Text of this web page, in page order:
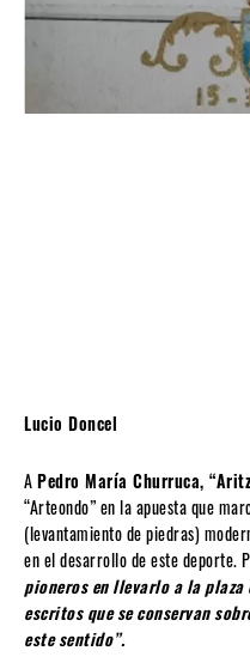
Lucio Doncel
APedro María Churruca,
“Arteondo” en la apuesta que
(levantamiento de piedras)
en el desarrollo de este deporte.
pioneros en llevarlo a la
escritos que se conservan
este sentido”.